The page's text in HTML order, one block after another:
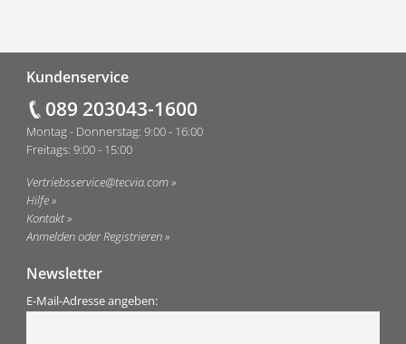
Kundenservice
089 203043-1600
Montag - Donnerstag: 9:00 - 16:00
Freitags: 9:00 - 15:00
Vertriebsservice@tecvia.com
Hilfe
Kontakt
Anmelden oder Registrieren
Newsletter
E-Mail-Adresse angeben: